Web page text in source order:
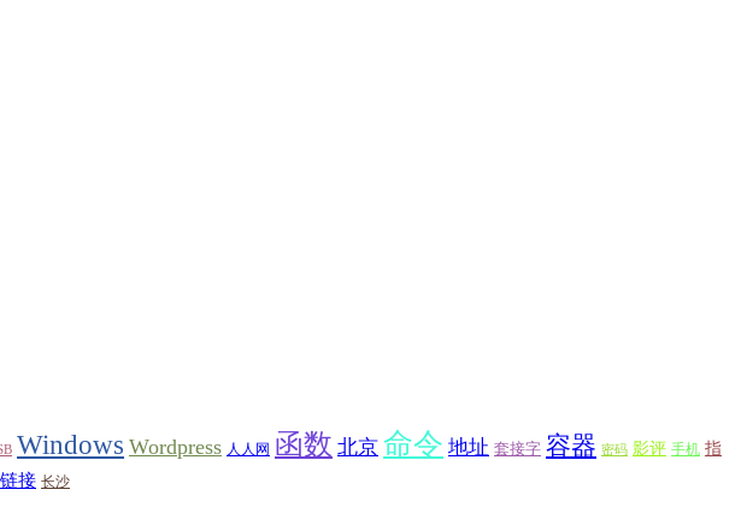
Windows Wordpress 人人网 函数 北京 命令 地址 套接字 容器 密码 影评 手机 指
链接 长沙